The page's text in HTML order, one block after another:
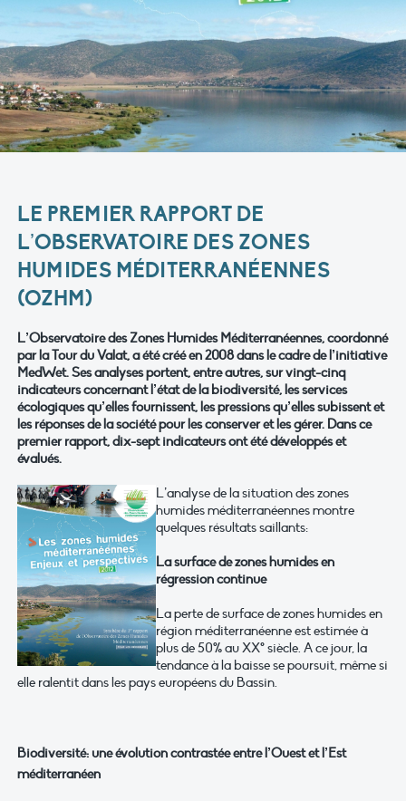
LE PREMIER RAPPORT DE
L’OBSERVATOIRE DES ZONES
HUMIDES MÉDITERRANÉENNES
(OZHM)
L’Observatoire des Zones Humides Méditerranéennes, coordonné
par la Tour du Valat, a été créé en 2008 dans le cadre de l’initiative
MedWet. Ses analyses portent, entre autres, sur vingt-cinq
indicateurs concernant l’état de la biodiversité, les services
écologiques qu’elles fournissent, les pressions qu’elles subissent et
les réponses de la société pour les conserver et les gérer. Dans ce
premier rapport, dix-sept indicateurs ont été développés et
évalués.
L’analyse de la situation des zones
humides méditerranéennes montre
quelques résultats saillants:
La surface de zones humides en
régression continue
La perte de surface de zones humides en
région méditerranéenne est estimée à
plus de 50% au XX° siècle. A ce jour, la
tendance à la baisse se poursuit, même si
elle ralentit dans les pays européens du Bassin.
Biodiversité: une évolution contrastée entre l’Ouest et l’Est
méditerranéen